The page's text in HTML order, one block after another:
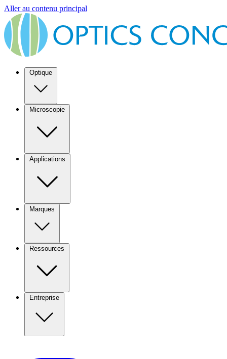
Aller au contenu principal
Optique
Microscopie
Applications
Marques
Ressources
Entreprise